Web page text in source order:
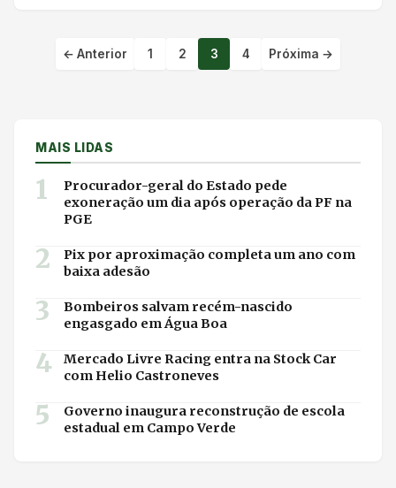
Paginação de
← Anterior 1 2 3 4 Próxima →
MAIS LIDAS
1
Procurador-geral do Estado pede
exoneração um dia após operação da PF na
PGE
2
Pix por aproximação completa um ano com
baixa adesão
3
Bombeiros salvam recém-nascido
engasgado em Água Boa
4
Mercado Livre Racing entra na Stock Car
com Helio Castroneves
5
Governo inaugura reconstrução de escola
estadual em Campo Verde